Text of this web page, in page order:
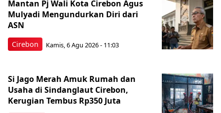
Cirebon
Mantan Pj Wali Kota Cirebon Agus
Mulyadi Mengundurkan Diri dari
ASN
Kamis, 6 Agu 2026 - 11:03
Si Jago Merah Amuk Rumah dan
Usaha di Sindanglaut Cirebon,
Kerugian Tembus Rp350 Juta